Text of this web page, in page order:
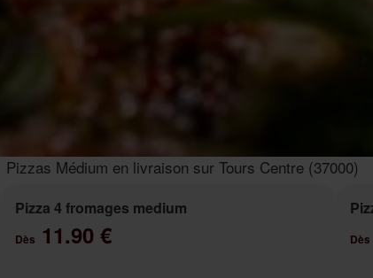
Pizzas Médium en livraison sur Tours Centre (37000)
Pizza 4 fromages medium
Dès 11.90 € Dès